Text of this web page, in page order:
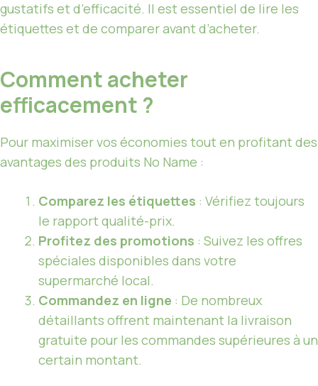
gustatifs et d’efficacité. Il est essentiel de lire les
étiquettes et de comparer avant d’acheter.
Comment acheter
efficacement ?
Pour maximiser vos économies tout en profitant des
avantages des produits No Name :
Comparez les étiquettes : Vérifiez toujours
le rapport qualité-prix.
Profitez des promotions : Suivez les offres
spéciales disponibles dans votre
supermarché local.
Commandez en ligne : De nombreux
détaillants offrent maintenant la livraison
gratuite pour les commandes supérieures à un
certain montant.